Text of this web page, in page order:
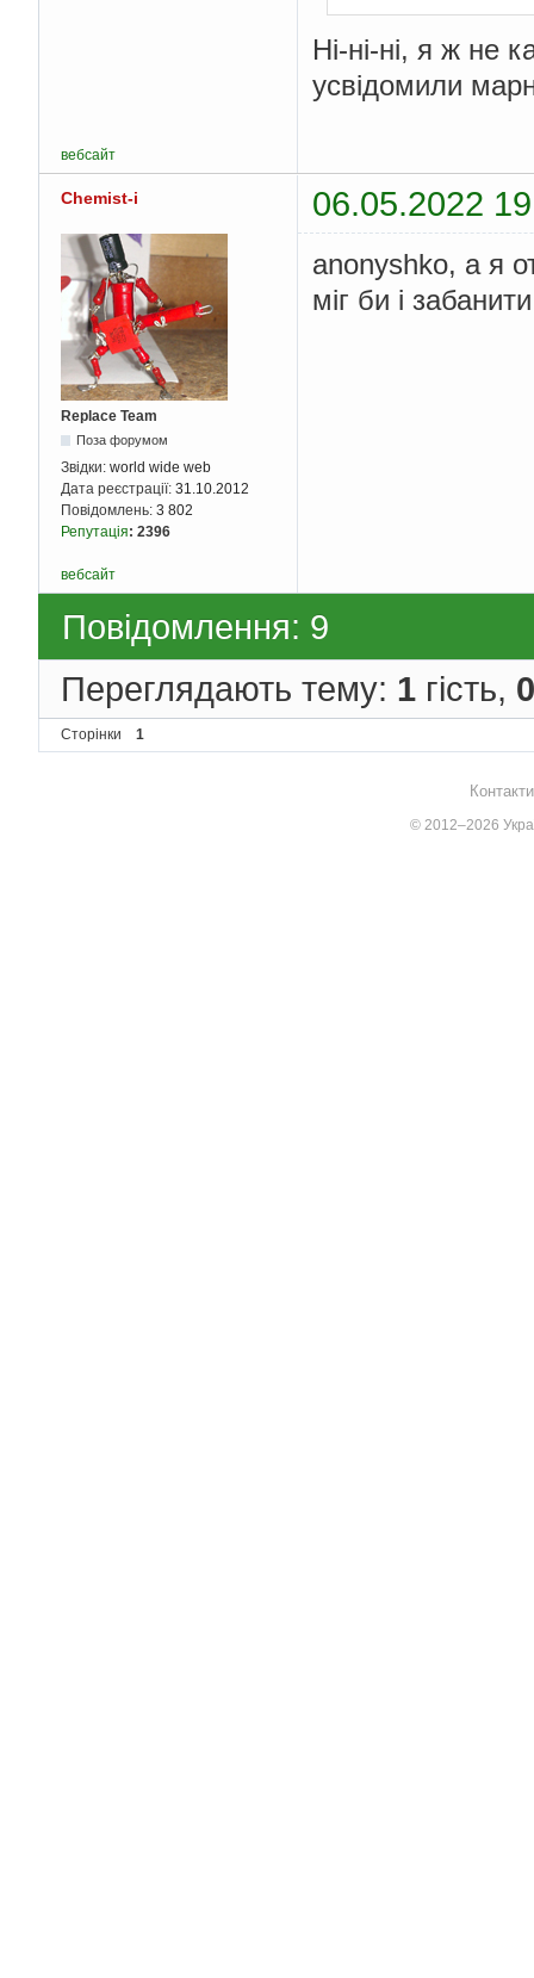
Ні-ні-ні, я ж не
усвідомили
вебсайт
Chemist-i 06.05.2022
Replace Team
Поза форумом
Звідки: world wide web
Дата реєстрації: 31.10.2012
Повідомлень: 3 802
Репутація: 2396
anonyshko, а я
міг би і
вебсайт
Повідомлення: 9
Переглядають тему: 1 гість, 0
Сторінки 1
© 2012–2026